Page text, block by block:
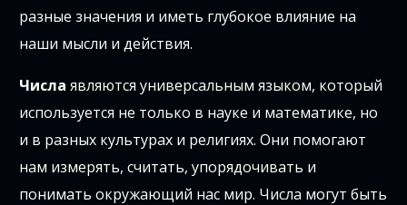
разные значения и иметь глубокое влияние на
наши мысли и действия.
Числа являются универсальным языком, который
используется не только в науке и математике, но
и в разных культурах и религиях. Они помогают
нам измерять, считать, упорядочивать и
понимать окружающий нас мир. Числа могут быть